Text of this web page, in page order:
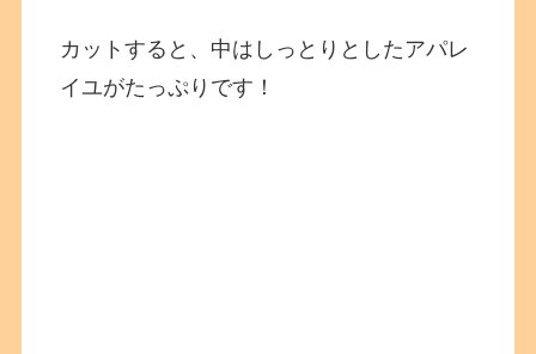
カットすると、中はしっとりとしたアパレ
イユがたっぷりです！